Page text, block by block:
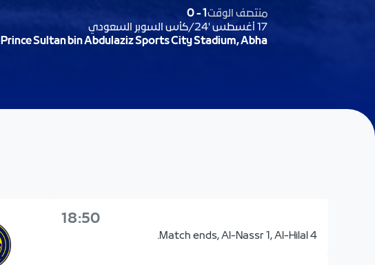
منتصف الوقت1
-
0
17 أغسطس '24
/كأس السوبر السعودي
Prince Sultan bin Abdulaziz Sports City Stadium, Abha
18:50
Match ends, Al-Nassr 1, Al-Hilal 4.